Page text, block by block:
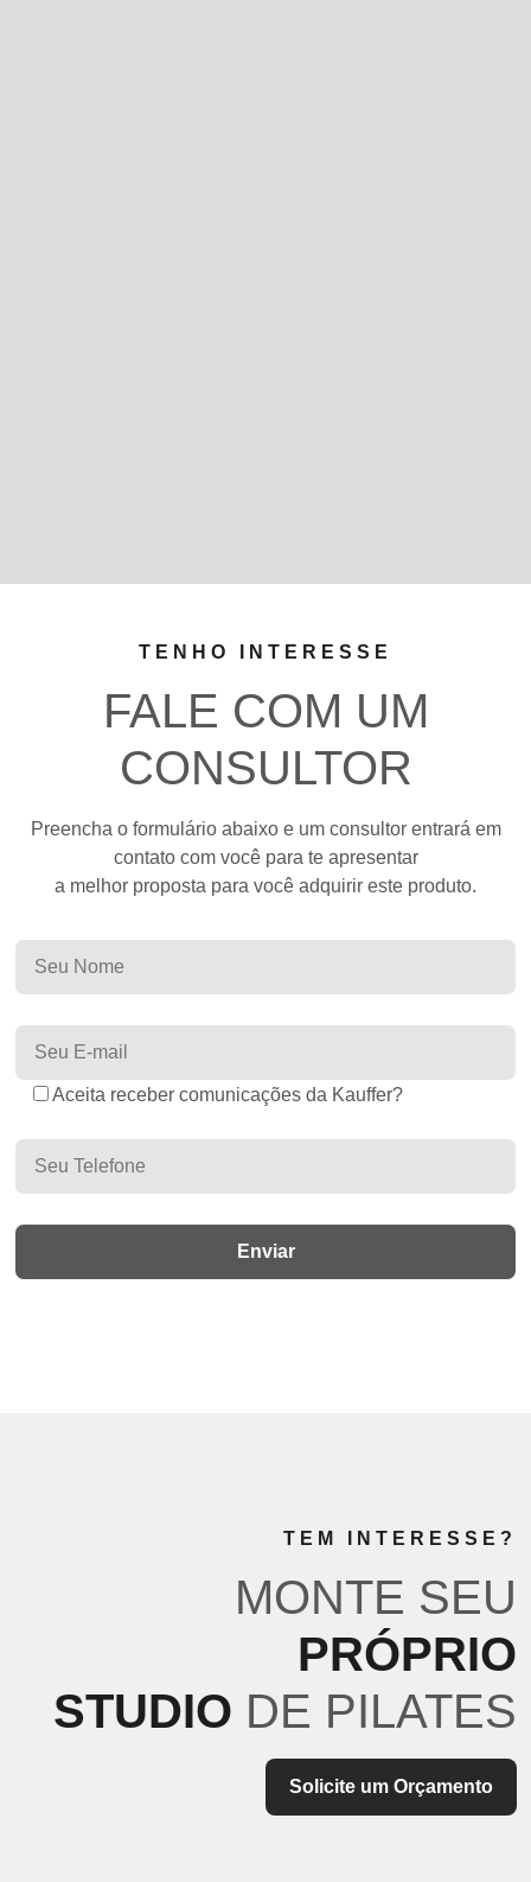
TENHO INTERESSE
FALE COM UM
CONSULTOR
Preencha o formulário abaixo e um consultor entrará em
contato com você para te apresentar
a melhor proposta para você adquirir este produto.
Aceita receber comunicações da Kauffer?
TEM INTERESSE?
MONTE SEU
PRÓPRIO
STUDIO DE PILATES
Solicite um Orçamento